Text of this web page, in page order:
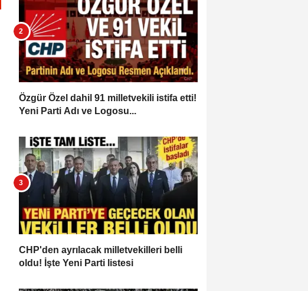
Özgür Özel dahil 91 milletvekili istifa etti!
Yeni Parti Adı ve Logosu...
CHP'den ayrılacak milletvekilleri belli
oldu! İşte Yeni Parti listesi